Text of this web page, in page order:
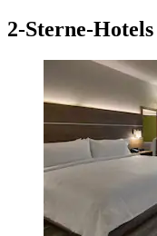
2-Sterne-